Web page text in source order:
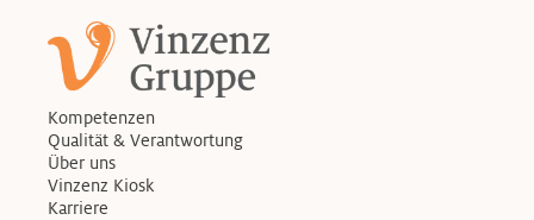
Kompetenzen
Qualität & Verantwortung
Über uns
Vinzenz Kiosk
Karriere